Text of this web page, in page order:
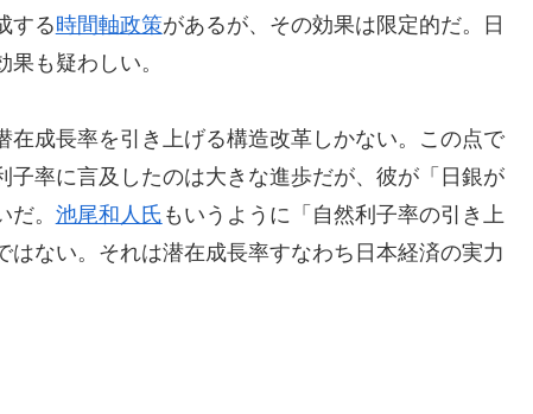
する時間軸政策があるが、その効果は限定的だ。日
も疑わしい。
在成長率を引き上げる構造改革しかない。この点で
率に言及したのは大きな進歩だが、彼が「日銀が
。 池尾和人氏 もいうように「自然利子率の引き上
ない。それは潜在成長率すなわち日本経済の実力